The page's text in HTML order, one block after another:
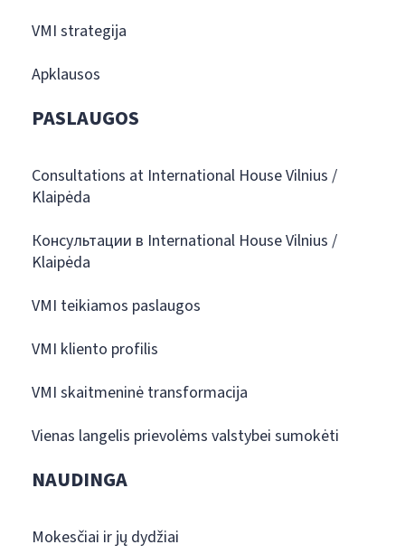
VMI strategija
Apklausos
PASLAUGOS
Consultations at International House Vilnius /
Klaipėda
Консультации в International House Vilnius /
Klaipėda
VMI teikiamos paslaugos
VMI kliento profilis
VMI skaitmeninė transformacija
Vienas langelis prievolėms valstybei sumokėti
NAUDINGA
Mokesčiai ir jų dydžiai